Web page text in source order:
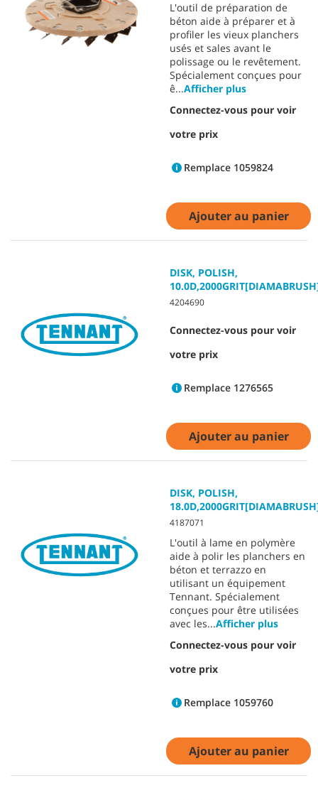
L'outil de préparation de
béton aide à préparer et à
profiler les vieux planchers
usés et sales avant le
polissage ou le revêtement.
Spécialement conçues pour
ê...Afficher plus
Connectez-vous pour voir
votre prix
Remplace 1059824
Ajouter au panier
DISK, POLISH,
4204690
Connectez-vous pour voir
votre prix
Remplace 1276565
Ajouter au panier
DISK, POLISH,
4187071
L'outil à lame en polymère
aide à polir les planchers en
béton et terrazzo en
utilisant un équipement
Tennant. Spécialement
conçues pour être utilisées
avec les...Afficher plus
Connectez-vous pour voir
votre prix
Remplace 1059760
Ajouter au panier